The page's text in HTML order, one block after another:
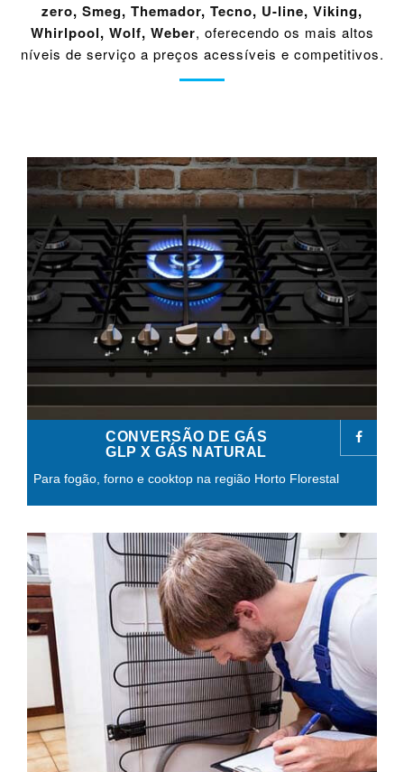
zero, Smeg, Themador, Tecno, U-line, Viking,
Whirlpool, Wolf, Weber, oferecendo os mais altos
níveis de serviço a preços acessíveis e competitivos.
CONVERSÃO DE GÁS
GLP X GÁS NATURAL
Para fogão, forno e cooktop na região Horto Florestal